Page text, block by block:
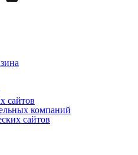
сайтов
компаний
сайтов